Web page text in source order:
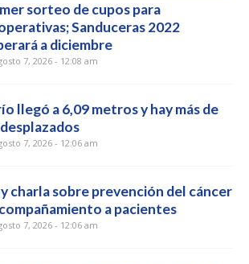
sorteo de cupos para
Sanduceras 2022
a diciembre
7, 2026 - 12:08 am
llegó a 6,09 metros y hay más de
7, 2026 - 12:06 am
charla sobre prevención del cáncer
a pacientes
7, 2026 - 12:06 am